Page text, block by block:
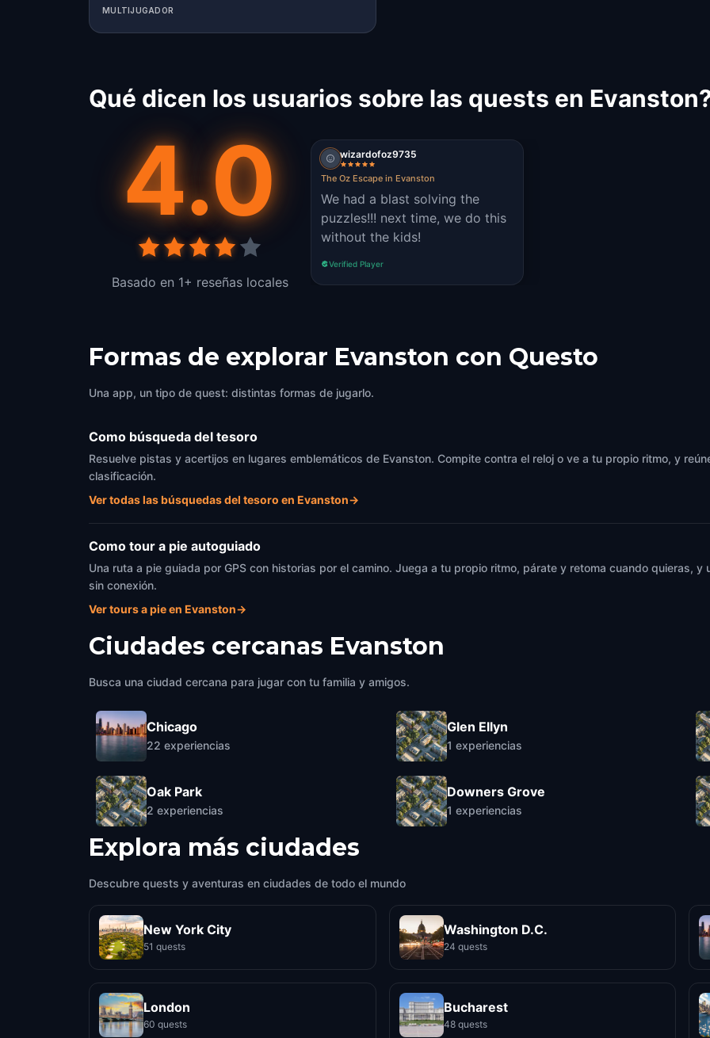
MULTIJUGADOR
Qué dicen los usuarios sobre las quests en
4.0
Basado en 1+ reseñas locales
wizardofoz9735
The Oz Escape in Evanston
We had a blast solving the
puzzles!!! next time, we do this
without the kids!
Verified Player
Formas de explorar Evanston con Questo
Una app, un tipo de quest: distintas formas de jugarlo.
Como búsqueda del tesoro
Resuelve pistas y acertijos en lugares emblemáticos de Evanston. Compite contra el reloj o ve a tu propio ritmo, y
clasificación.
Ver todas las búsquedas del tesoro en Evanston→
Como tour a pie autoguiado
Una ruta a pie guiada por GPS con historias por el camino. Juega a tu propio ritmo, párate y retoma cuando quieras,
sin conexión.
Ver tours a pie en Evanston→
Ciudades cercanas Evanston
Busca una ciudad cercana para jugar con tu familia y amigos.
Chicago
22 experiencias
Oak Park
2 experiencias
Glen Ellyn
1 experiencias
Downers Grove
1 experiencias
Explora más ciudades
Descubre quests y aventuras en ciudades de todo el mundo
New York City
51 quests
Washington D.C.
24 quests
London
60 quests
Bucharest
48 quests